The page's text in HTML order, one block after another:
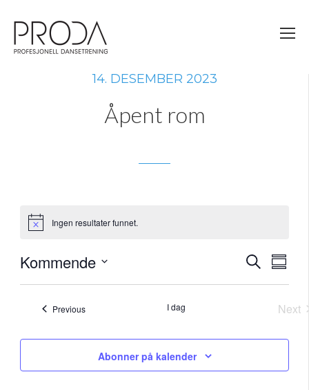
sidens
hovedinnhold
14. DESEMBER 2023
Åpent rom
MerknadIngen resultater funnet.
and
Søk
Kommende
Select
date. PreviousArrangementer I dag
Next
Abonner på kalender